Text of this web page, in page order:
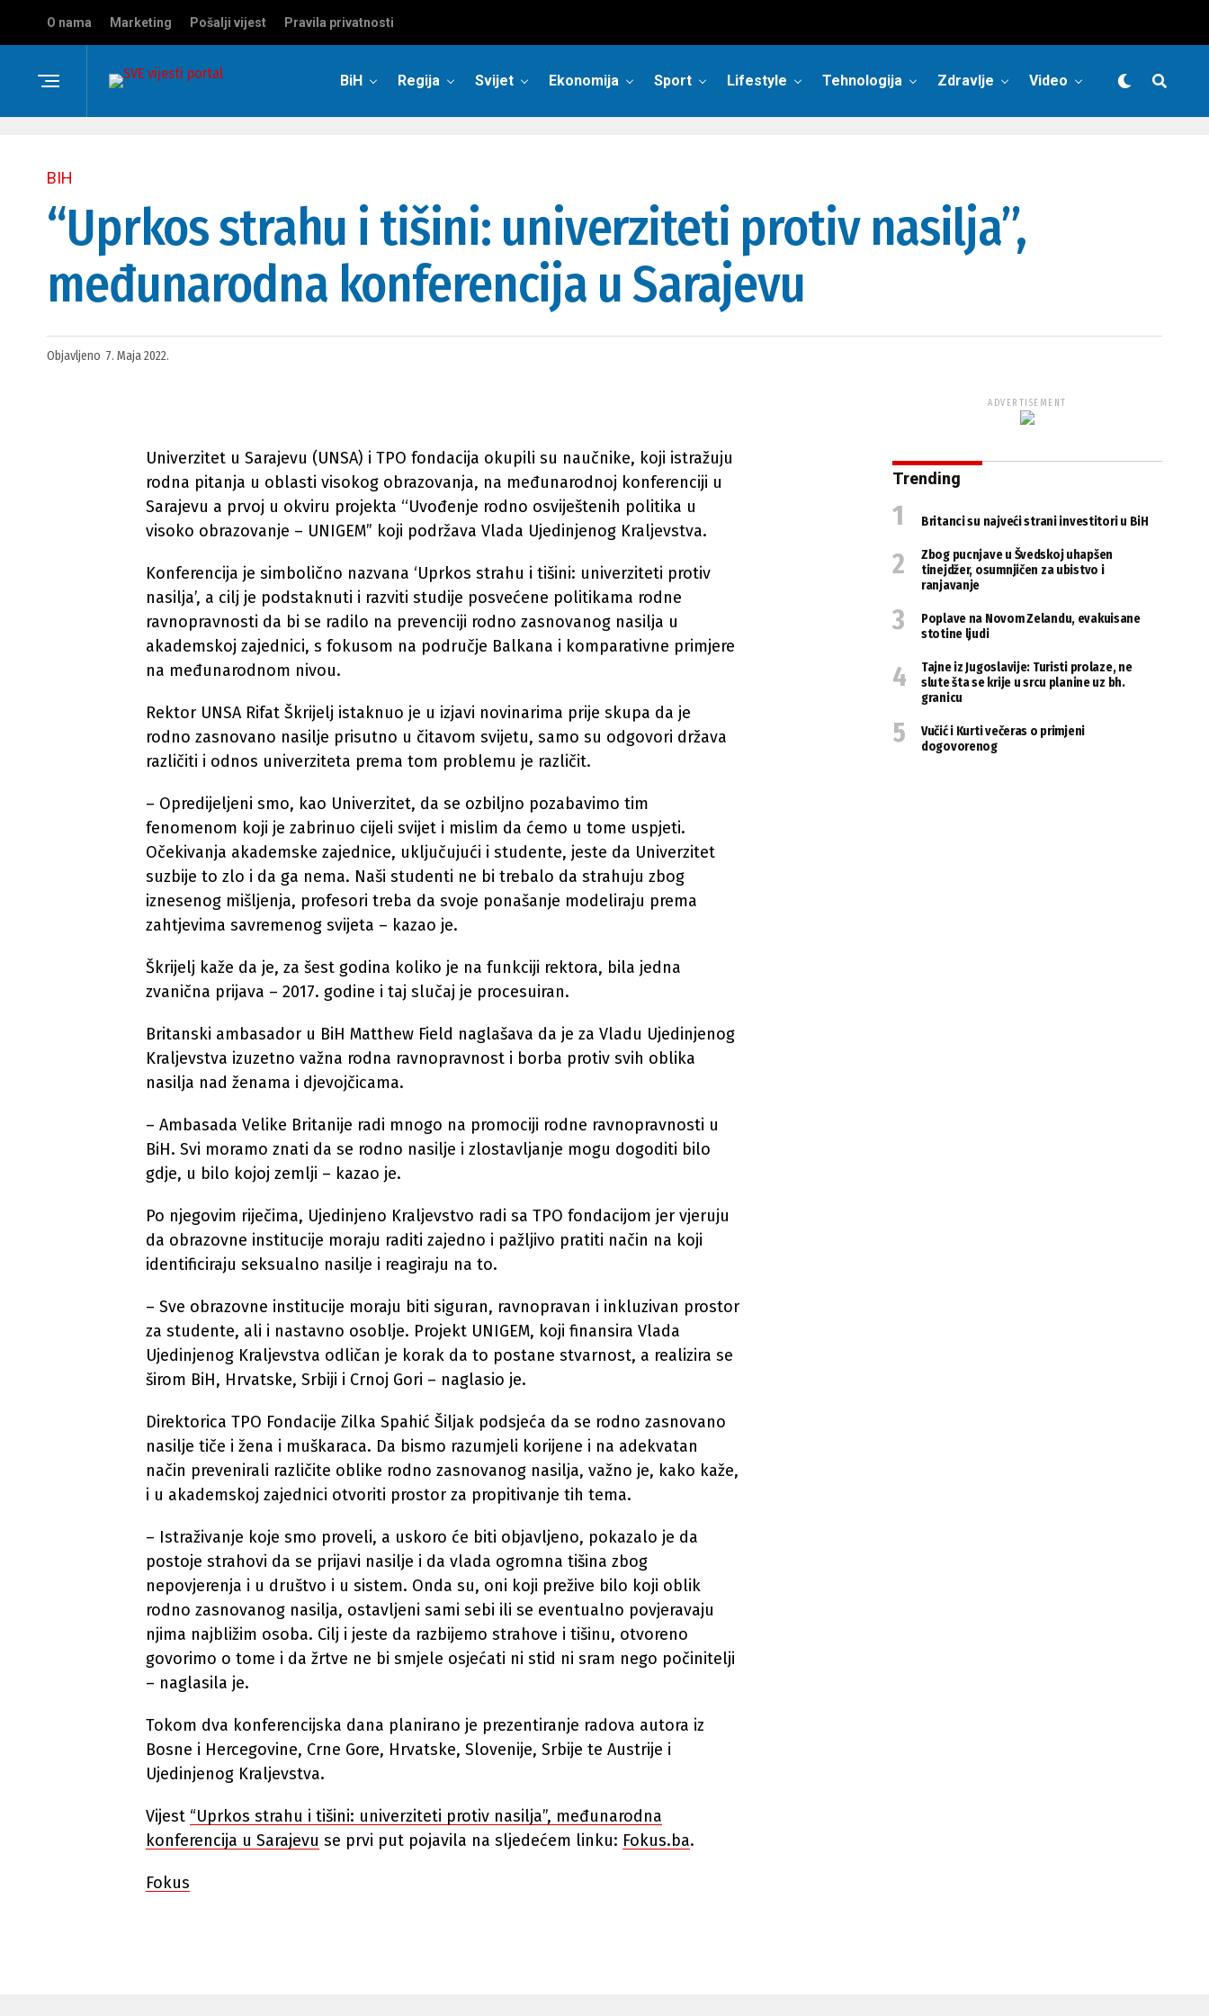
O nama Marketing Pošalji vijest Pravila privatnosti
BiH Regija Svijet Ekonomija Sport Lifestyle Tehnologija Zdravlje Video
BIH
“Uprkos strahu i tišini: univerziteti protiv nasilja”,
međunarodna konferencija u Sarajevu
Objavljeno 7. Maja 2022.
Univerzitet u Sarajevu (UNSA) i TPO fondacija okupili su naučnike, koji istražuju
rodna pitanja u oblasti visokog obrazovanja, na međunarodnoj konferenciji u
Sarajevu a prvoj u okviru projekta ‘‘Uvođenje rodno osviještenih politika u
visoko obrazovanje – UNIGEM” koji podržava Vlada Ujedinjenog Kraljevstva.
Konferencija je simbolično nazvana ‘Uprkos strahu i tišini: univerziteti protiv
nasilja’, a cilj je podstaknuti i razviti studije posvećene politikama rodne
ravnopravnosti da bi se radilo na prevenciji rodno zasnovanog nasilja u
akademskoj zajednici, s fokusom na područje Balkana i komparativne primjere
na međunarodnom nivou.
Rektor UNSA Rifat Škrijelj istaknuo je u izjavi novinarima prije skupa da je
rodno zasnovano nasilje prisutno u čitavom svijetu, samo su odgovori država
različiti i odnos univerziteta prema tom problemu je različit.
– Opredijeljeni smo, kao Univerzitet, da se ozbiljno pozabavimo tim
fenomenom koji je zabrinuo cijeli svijet i mislim da ćemo u tome uspjeti.
Očekivanja akademske zajednice, uključujući i studente, jeste da Univerzitet
suzbije to zlo i da ga nema. Naši studenti ne bi trebalo da strahuju zbog
iznesenog mišljenja, profesori treba da svoje ponašanje modeliraju prema
zahtjevima savremenog svijeta – kazao je.
Škrijelj kaže da je, za šest godina koliko je na funkciji rektora, bila jedna
zvanična prijava – 2017. godine i taj slučaj je procesuiran.
Britanski ambasador u BiH Matthew Field naglašava da je za Vladu Ujedinjenog
Kraljevstva izuzetno važna rodna ravnopravnost i borba protiv svih oblika
nasilja nad ženama i djevojčicama.
– Ambasada Velike Britanije radi mnogo na promociji rodne ravnopravnosti u
BiH. Svi moramo znati da se rodno nasilje i zlostavljanje mogu dogoditi bilo
gdje, u bilo kojoj zemlji – kazao je.
Po njegovim riječima, Ujedinjeno Kraljevstvo radi sa TPO fondacijom jer vjeruju
da obrazovne institucije moraju raditi zajedno i pažljivo pratiti način na koji
identificiraju seksualno nasilje i reagiraju na to.
– Sve obrazovne institucije moraju biti siguran, ravnopravan i inkluzivan prostor
za studente, ali i nastavno osoblje. Projekt UNIGEM, koji finansira Vlada
Ujedinjenog Kraljevstva odličan je korak da to postane stvarnost, a realizira se
širom BiH, Hrvatske, Srbiji i Crnoj Gori – naglasio je.
Direktorica TPO Fondacije Zilka Spahić Šiljak podsjeća da se rodno zasnovano
nasilje tiče i žena i muškaraca. Da bismo razumjeli korijene i na adekvatan
način prevenirali različite oblike rodno zasnovanog nasilja, važno je, kako kaže,
i u akademskoj zajednici otvoriti prostor za propitivanje tih tema.
– Istraživanje koje smo proveli, a uskoro će biti objavljeno, pokazalo je da
postoje strahovi da se prijavi nasilje i da vlada ogromna tišina zbog
nepovjerenja i u društvo i u sistem. Onda su, oni koji prežive bilo koji oblik
rodno zasnovanog nasilja, ostavljeni sami sebi ili se eventualno povjeravaju
njima najbližim osoba. Cilj i jeste da razbijemo strahove i tišinu, otvoreno
govorimo o tome i da žrtve ne bi smjele osjećati ni stid ni sram nego počinitelji
– naglasila je.
Tokom dva konferencijska dana planirano je prezentiranje radova autora iz
Bosne i Hercegovine, Crne Gore, Hrvatske, Slovenije, Srbije te Austrije i
Ujedinjenog Kraljevstva.
Vijest “Uprkos strahu i tišini: univerziteti protiv nasilja”, međunarodna
konferencija u Sarajevu se prvi put pojavila na sljedećem linku: Fokus.ba.
Fokus
ADVERTISEMENT
Trending
Britanci su najveći strani investitori u BiH
Zbog pucnjave u Švedskoj uhapšen
tinejdžer, osumnjičen za ubistvo i
ranjavanje
Poplave na Novom Zelandu, evakuisane
stotine ljudi
Tajne iz Jugoslavije: Turisti prolaze, ne
slute šta se krije u srcu planine uz bh.
granicu
Vučić i Kurti večeras o primjeni
dogovorenog